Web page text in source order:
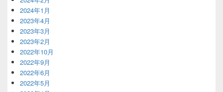
2024年1月
2023年4月
2023年3月
2023年2月
2022年10月
2022年9月
2022年6月
2022年5月